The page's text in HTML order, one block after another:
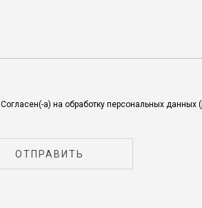
Согласен(-а) на обработку персональных данных (
ОТПРАВИТЬ